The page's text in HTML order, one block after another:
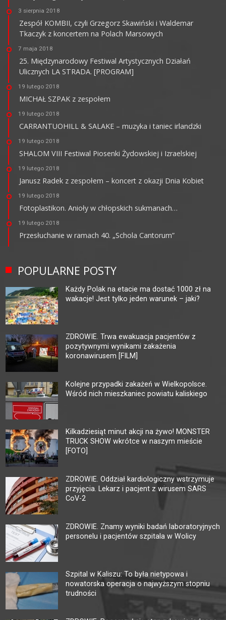
3 sierpnia 2018
Zespół KOMBII, czyli Grzegorz Skawiński i Waldemar
Tkaczyk z koncertem na Polach Marsowych
7 maja 2018
25. Międzynarodowy Festiwal Artystycznych Działań
Ulicznych LA STRADA. [PROGRAM]
19 lutego 2018
MICHAŁ SZPAK z zespołem
19 lutego 2018
CARRANTUOHILL & SALAKE – muzyka i taniec irlandzki
19 lutego 2018
SHALOM VIII Festiwal Piosenki Żydowskiej i Izraelskiej
19 lutego 2018
Janusz Radek z zespołem – koncert z okazji Dnia Kobiet
19 lutego 2018
Fotoplastikon. Anioły w chłopskich sukmanach…
19 lutego 2018
Przesłuchanie w ramach 40. „Schola Cantorum”
POPULARNE POSTY
Każdy Polak na etacie ma dostać 1000 zł na
wakacje! Jest tylko jeden warunek – jaki?
ZDROWIE. Trwa ewakuacja pacjentów z
pozytywnymi wynikami zakażenia
koronawirusem [FILM]
Kolejne przypadki zakażeń w Wielkopolsce.
Wśród nich mieszkaniec powiatu kaliskiego
Kilkadziesiąt minut akcji na żywo! MONSTER
TRUCK SHOW wkrótce w naszym mieście
[FOTO]
ZDROWIE. Oddział kardiologiczny wstrzymuje
przyjęcia. Lekarz i pacjent z wirusem SARS
CoV-2
ZDROWIE. Znamy wyniki badań laboratoryjnych
personelu i pacjentów szpitala w Wolicy
Szpital w Kaliszu: To była nietypowa i
nowatorska operacja o najwyższym stopniu
trudności